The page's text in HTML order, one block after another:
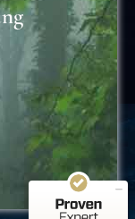
und Erfahrungen zu
Lebenshilfe
100%
Empfehlungen auf
ProvenExpert.com
10